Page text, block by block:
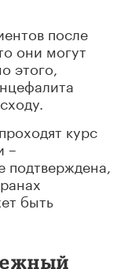
после
они могут
этого,
курс
–
подтверждена,
быть